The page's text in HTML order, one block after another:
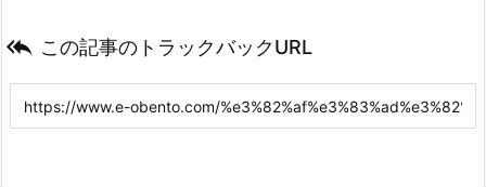
 この記事のトラックバックURL